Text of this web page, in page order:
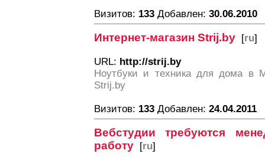
Визитов: 133 Добавлен: 30.06.2010
Интернет-магазин Strij.by [ru]
URL: http://strij.by
Ноутбуки и техника для дома в
Strij.by
Визитов: 133 Добавлен: 24.04.2011
Вебстудии требуются
работу [ru]